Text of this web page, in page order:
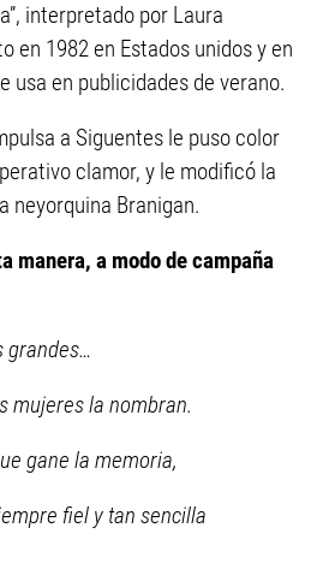
interpretado por Laura
en 1982 en Estados unidos y en
usa en publicidades de verano.
a Siguentes le puso color
clamor, y le modificó la
neyorquina Branigan.
manera, a modo de campaña
grandes…
mujeres la nombran.
gane la memoria,
fiel y tan sencilla